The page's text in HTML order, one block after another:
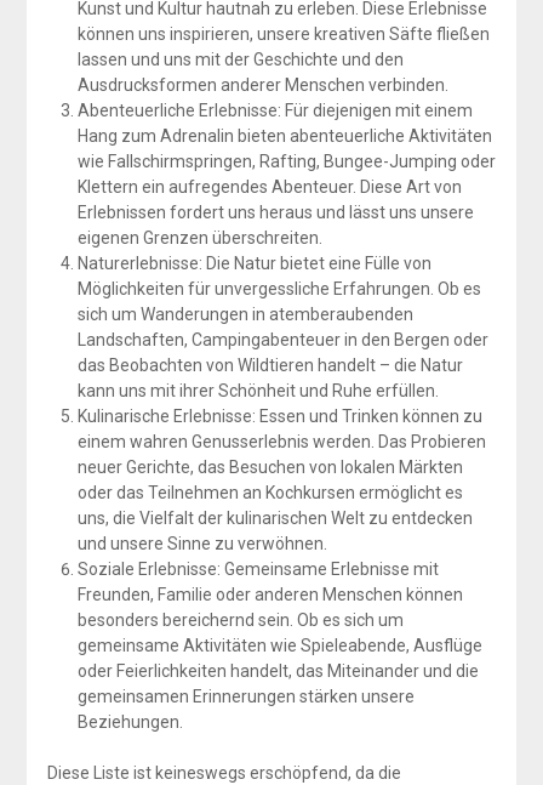
Kunst und Kultur hautnah zu erleben. Diese Erlebnisse
können uns inspirieren, unsere kreativen Säfte fließen
lassen und uns mit der Geschichte und den
Ausdrucksformen anderer Menschen verbinden.
Abenteuerliche Erlebnisse: Für diejenigen mit einem
Hang zum Adrenalin bieten abenteuerliche Aktivitäten
wie Fallschirmspringen, Rafting, Bungee-Jumping oder
Klettern ein aufregendes Abenteuer. Diese Art von
Erlebnissen fordert uns heraus und lässt uns unsere
eigenen Grenzen überschreiten.
Naturerlebnisse: Die Natur bietet eine Fülle von
Möglichkeiten für unvergessliche Erfahrungen. Ob es
sich um Wanderungen in atemberaubenden
Landschaften, Campingabenteuer in den Bergen oder
das Beobachten von Wildtieren handelt – die Natur
kann uns mit ihrer Schönheit und Ruhe erfüllen.
Kulinarische Erlebnisse: Essen und Trinken können zu
einem wahren Genusserlebnis werden. Das Probieren
neuer Gerichte, das Besuchen von lokalen Märkten
oder das Teilnehmen an Kochkursen ermöglicht es
uns, die Vielfalt der kulinarischen Welt zu entdecken
und unsere Sinne zu verwöhnen.
Soziale Erlebnisse: Gemeinsame Erlebnisse mit
Freunden, Familie oder anderen Menschen können
besonders bereichernd sein. Ob es sich um
gemeinsame Aktivitäten wie Spieleabende, Ausflüge
oder Feierlichkeiten handelt, das Miteinander und die
gemeinsamen Erinnerungen stärken unsere
Beziehungen.
Diese Liste ist keineswegs erschöpfend, da die